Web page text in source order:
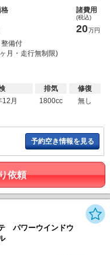
諸費用
(税込)
20万円
備付
月・走行無制限)
月
排気
1800cc
修復
無し
予約空き情報を見る
依頼
パワーウインドウ